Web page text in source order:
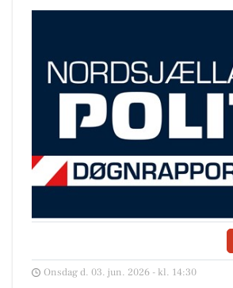
Onsdag d. 03. jun. 2026 - kl. 14:30